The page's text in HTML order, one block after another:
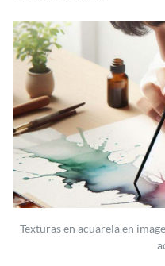
Texturas en acuarela en